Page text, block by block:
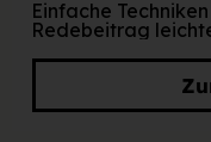
Einfache
Redebeitrag